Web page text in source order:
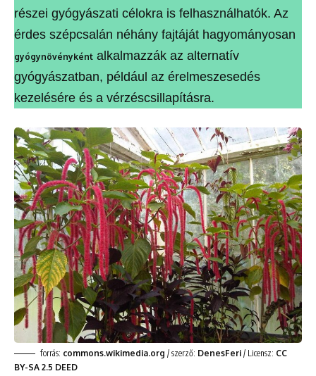
részei gyógyászati célokra is felhasználhatók. Az
érdes szépcsalán néhány fajtáját hagyományosan
gyógynövényként alkalmazzák az alternatív
gyógyászatban, például az érelmeszesedés
kezelésére és a vérzéscsillapításra.
forrás: commons.wikimedia.org / szerző: DenesFeri / Licensz: CC
BY-SA 2.5 DEED